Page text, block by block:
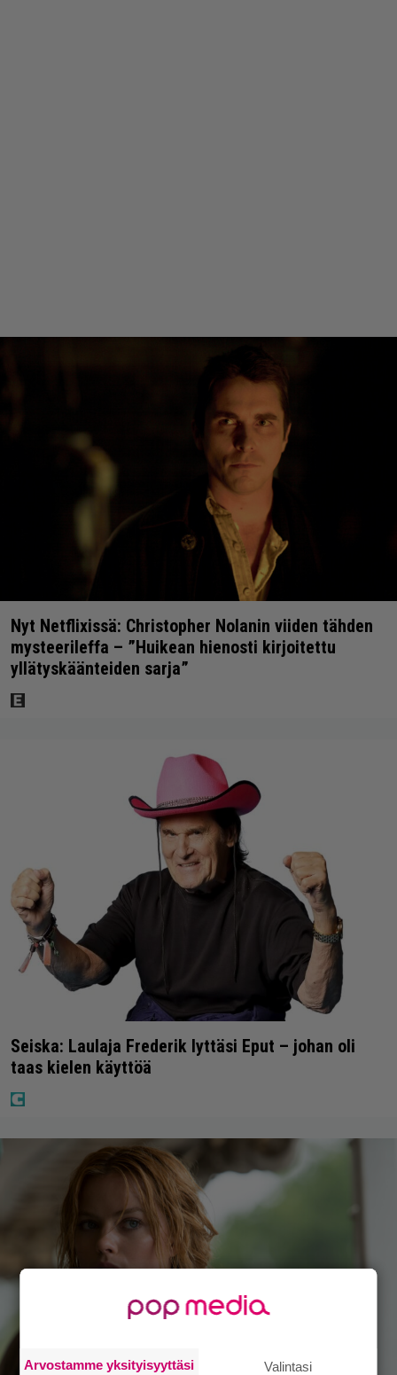
Nyt Netflixissä: Christopher Nolanin viiden tähden
mysteerileffa – ”Huikean hienosti kirjoitettu
yllätyskäänteiden sarja”
Seiska: Laulaja Frederik lyttäsi Eput – johan oli
taas kielen käyttöä
Arvostamme yksityisyyttäsi Valintasi